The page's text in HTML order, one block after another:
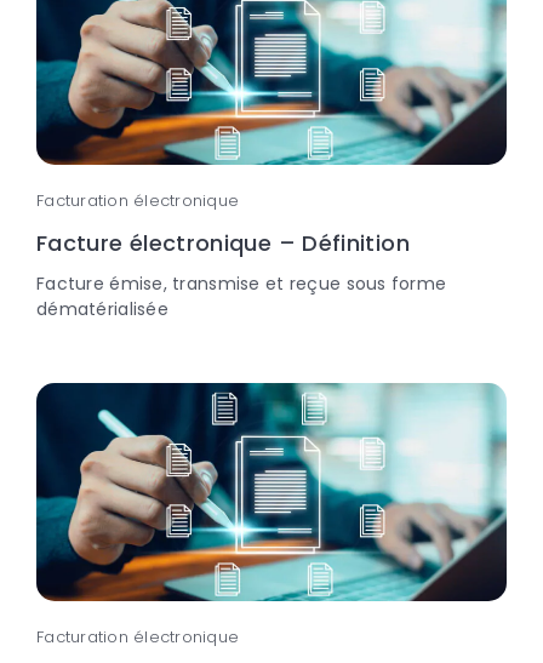
Facturation électronique
Facture électronique – Définition
Facture émise, transmise et reçue sous forme
dématérialisée
Facturation électronique